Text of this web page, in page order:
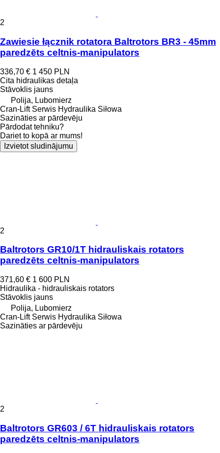
2
Zawiesie łącznik rotatora Baltrotors BR3 - 45mm
paredzēts celtnis-manipulators
336,70 € 1 450 PLN
Cita hidraulikas detaļa
Stāvoklis jauns
Polija, Lubomierz
Cran-Lift Serwis Hydraulika Siłowa
Sazināties ar pārdevēju
Pārdodat tehniku?
Dariet to kopā ar mums!
Izvietot sludinājumu
2
Baltrotors GR10/1T hidrauliskais rotators
paredzēts celtnis-manipulators
371,60 € 1 600 PLN
Hidraulika - hidrauliskais rotators
Stāvoklis jauns
Polija, Lubomierz
Cran-Lift Serwis Hydraulika Siłowa
Sazināties ar pārdevēju
2
Baltrotors GR603 / 6T hidrauliskais rotators
paredzēts celtnis-manipulators